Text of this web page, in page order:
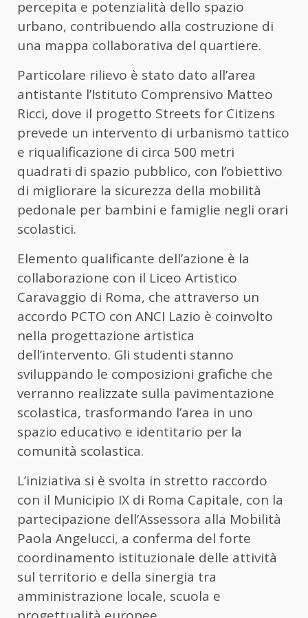
percepita e potenzialità dello spazio
urbano, contribuendo alla costruzione di
una mappa collaborativa del quartiere.
Particolare rilievo è stato dato all’area
antistante l’Istituto Comprensivo Matteo
Ricci, dove il progetto Streets for Citizens
prevede un intervento di urbanismo tattico
e riqualificazione di circa 500 metri
quadrati di spazio pubblico, con l’obiettivo
di migliorare la sicurezza della mobilità
pedonale per bambini e famiglie negli orari
scolastici.
Elemento qualificante dell’azione è la
collaborazione con il Liceo Artistico
Caravaggio di Roma, che attraverso un
accordo PCTO con ANCI Lazio è coinvolto
nella progettazione artistica
dell’intervento. Gli studenti stanno
sviluppando le composizioni grafiche che
verranno realizzate sulla pavimentazione
scolastica, trasformando l’area in uno
spazio educativo e identitario per la
comunità scolastica.
L’iniziativa si è svolta in stretto raccordo
con il Municipio IX di Roma Capitale, con la
partecipazione dell’Assessora alla Mobilità
Paola Angelucci, a conferma del forte
coordinamento istituzionale delle attività
sul territorio e della sinergia tra
amministrazione locale, scuola e